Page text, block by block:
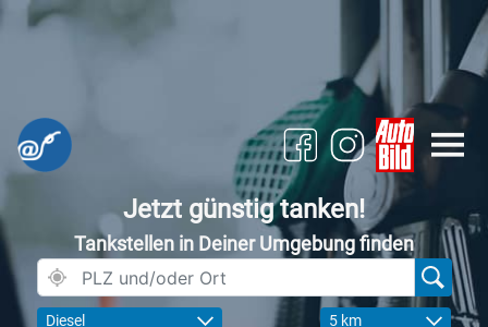
Jetzt günstig tanken!
Tankstellen in Deiner Umgebung finden
Diesel 5 km